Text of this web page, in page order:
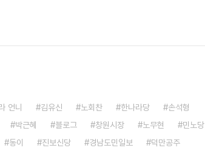
언니 김유신 노회찬 한나라당
손석형
박근혜 블로그 창원시장 노무현
민노당
동이 진보신당 경남도민일보
덕만공주